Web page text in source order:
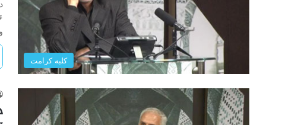
کلبه کرامت
و ۲۶ دقیقه تاریخ : ۱۹…